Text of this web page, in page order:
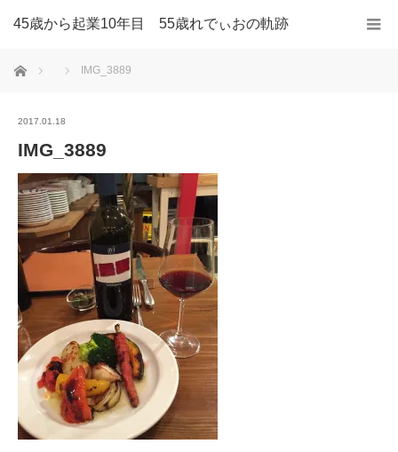
45歳から起業10年目 55歳れでぃおの軌跡
ホーム IMG_3889
2017.01.18
IMG_3889